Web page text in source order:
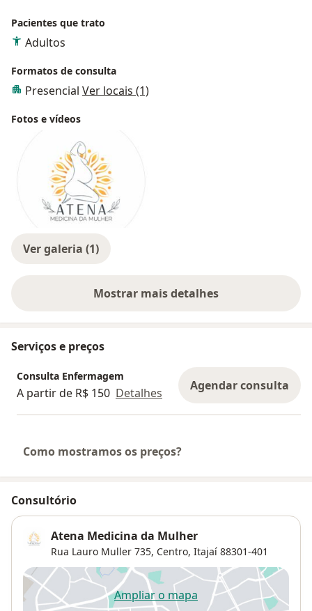
Pacientes que trato
Adultos
Formatos de consulta
Presencial Ver locais (1)
Fotos e vídeos
Ver galeria (1)
Mostrar mais detalhes
sobre a experiência
Serviços e preços
Consulta Enfermagem
A partir de R$ 150 Detalhes Agendar consulta
Como mostramos os preços?
Consultório
Atena Medicina da Mulher
Rua Lauro Muller 735, Centro, Itajaí 88301-401
Ampliar o mapaabre num novo separador